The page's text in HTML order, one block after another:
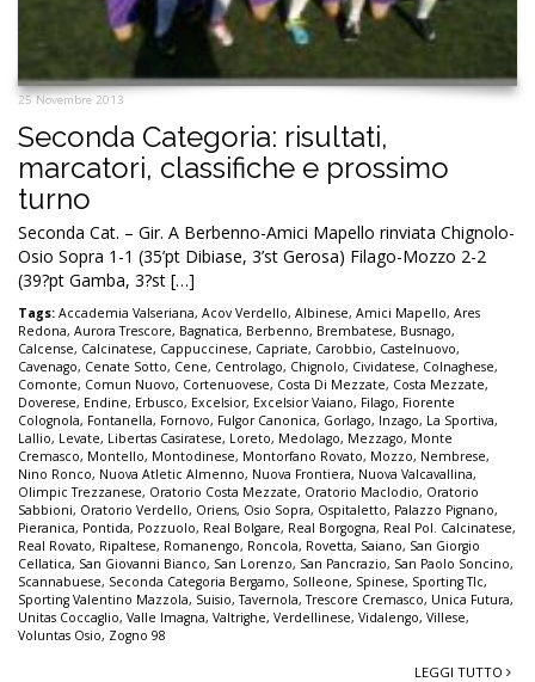
25 Novembre 2013
Seconda Categoria: risultati,
marcatori, classifiche e prossimo
turno
Seconda Cat. – Gir. A Berbenno-Amici Mapello rinviata Chignolo-
Osio Sopra 1-1 (35’pt Dibiase, 3’st Gerosa) Filago-Mozzo 2-2
(39?pt Gamba, 3?st […]
Tags: Accademia Valseriana, Acov Verdello, Albinese, Amici Mapello, Ares
Redona, Aurora Trescore, Bagnatica, Berbenno, Brembatese, Busnago,
Calcense, Calcinatese, Cappuccinese, Capriate, Carobbio, Castelnuovo,
Cavenago, Cenate Sotto, Cene, Centrolago, Chignolo, Cividatese, Colnaghese,
Comonte, Comun Nuovo, Cortenuovese, Costa Di Mezzate, Costa Mezzate,
Doverese, Endine, Erbusco, Excelsior, Excelsior Vaiano, Filago, Fiorente
Colognola, Fontanella, Fornovo, Fulgor Canonica, Gorlago, Inzago, La Sportiva,
Lallio, Levate, Libertas Casiratese, Loreto, Medolago, Mezzago, Monte
Cremasco, Montello, Montodinese, Montorfano Rovato, Mozzo, Nembrese,
Nino Ronco, Nuova Atletic Almenno, Nuova Frontiera, Nuova Valcavallina,
Olimpic Trezzanese, Oratorio Costa Mezzate, Oratorio Maclodio, Oratorio
Sabbioni, Oratorio Verdello, Oriens, Osio Sopra, Ospitaletto, Palazzo Pignano,
Pieranica, Pontida, Pozzuolo, Real Bolgare, Real Borgogna, Real Pol. Calcinatese,
Real Rovato, Ripaltese, Romanengo, Roncola, Rovetta, Saiano, San Giorgio
Cellatica, San Giovanni Bianco, San Lorenzo, San Pancrazio, San Paolo Soncino,
Scannabuese, Seconda Categoria Bergamo, Solleone, Spinese, Sporting Tlc,
Sporting Valentino Mazzola, Suisio,Tavernola,Trescore Cremasco, Unica Futura,
Unitas Coccaglio, Valle Imagna, Valtrighe, Verdellinese, Vidalengo, Villese,
Voluntas Osio, Zogno 98
LEGGI TUTTO